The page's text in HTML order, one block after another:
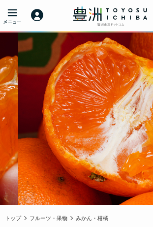
トップ フルーツ・果物 みかん・柑橘